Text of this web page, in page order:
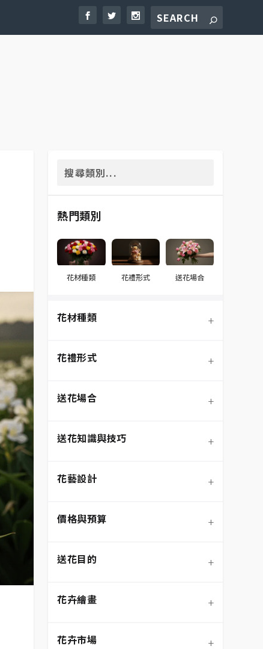
熱門類別
花材種類 花禮形式 送花場合
花材種類 +
蘭花
混合花材
向日葵
花禮形式 +
永生花/不凋花
盆栽/盆花
桌花
花籃
送花場合 +
畢業典禮
開幕喬遷
送花知識與技巧 +
花藝設計 +
價格與預算 +
送花目的 +
花卉繪畫 +
花卉市場 +